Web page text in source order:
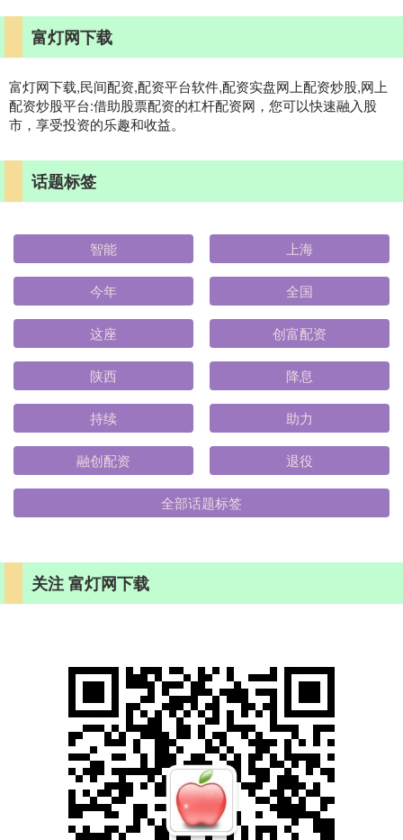
富灯网下载
富灯网下载,民间配资,配资平台软件,配资实盘网上配资炒股,网上
配资炒股平台:借助股票配资的杠杆配资网，您可以快速融入股
市，享受投资的乐趣和收益。
话题标签
智能 上海
今年 全国
这座 创富配资
陕西 降息
持续 助力
融创配资 退役
全部话题标签
关注 富灯网下载